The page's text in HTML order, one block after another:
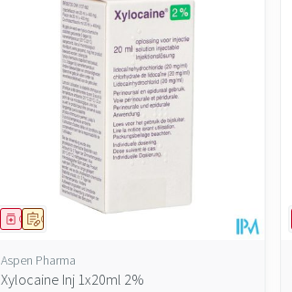
Op voorschrift
Geneesmiddel
Aspen Pharma
Xylocaine Inj 1x20ml 2%